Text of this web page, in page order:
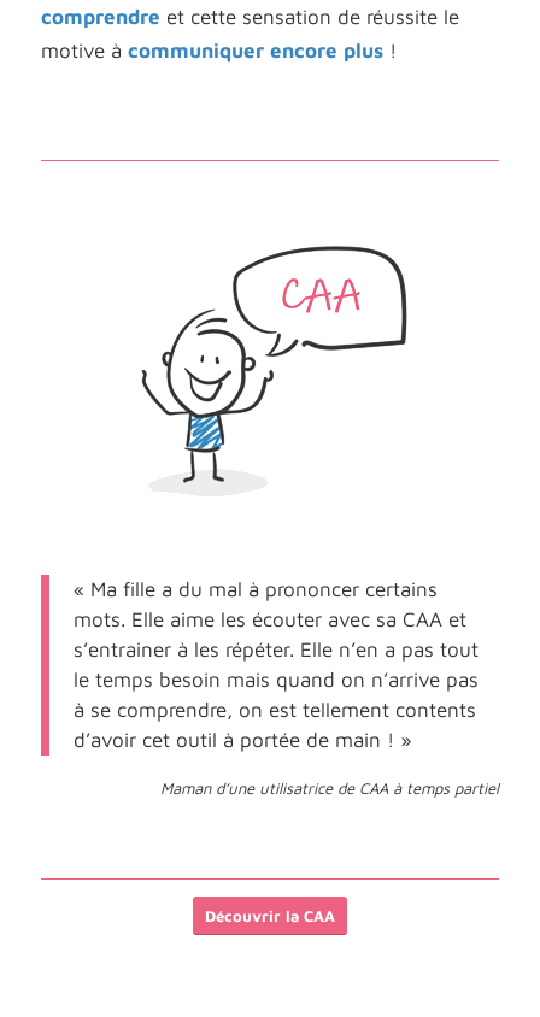
comprendre et cette sensation de réussite le
motive à communiquer encore plus!
« Ma fille a du mal à prononcer certains
mots. Elle aime les écouter avec sa CAA et
s’entrainer à les répéter. Elle n’en a pas tout
le temps besoin mais quand on n’arrive pas
à se comprendre, on est tellement contents
d’avoir cet outil à portée de main ! »
Maman d’une utilisatrice de CAA à temps partiel
Découvrir la CAA